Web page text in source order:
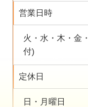
営業日時
火・水・木・金
付)
定休日
日・月曜日